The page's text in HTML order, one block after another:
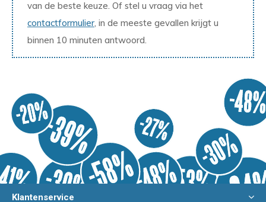
van de beste keuze. Of stel u vraag via het
contactformulier, in de meeste gevallen krijgt u
binnen 10 minuten antwoord.
Klantenservice